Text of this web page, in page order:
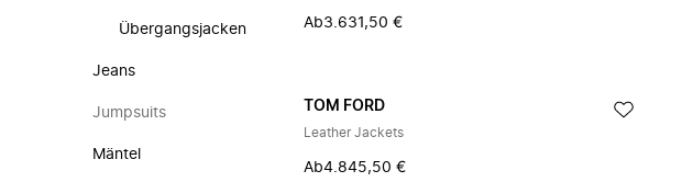
Übergangsjacken
Jeans
Jumpsuits
Mäntel
Ab3.631,50 €
TOM FORD
Leather Jackets
Ab4.845,50 €